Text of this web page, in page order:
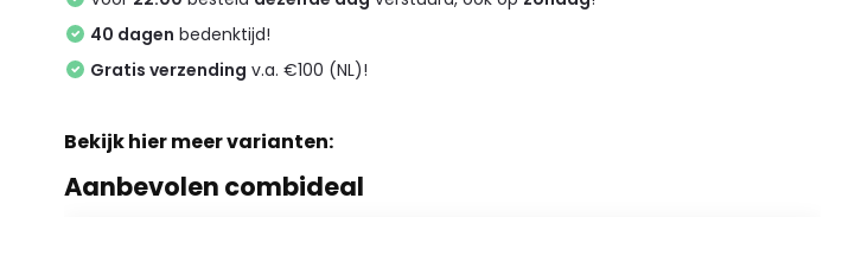
40 dagen bedenktijd!
Gratis verzending v.a. €100 (NL)!
Bekijk hier meer varianten:
Aanbevolen combideal